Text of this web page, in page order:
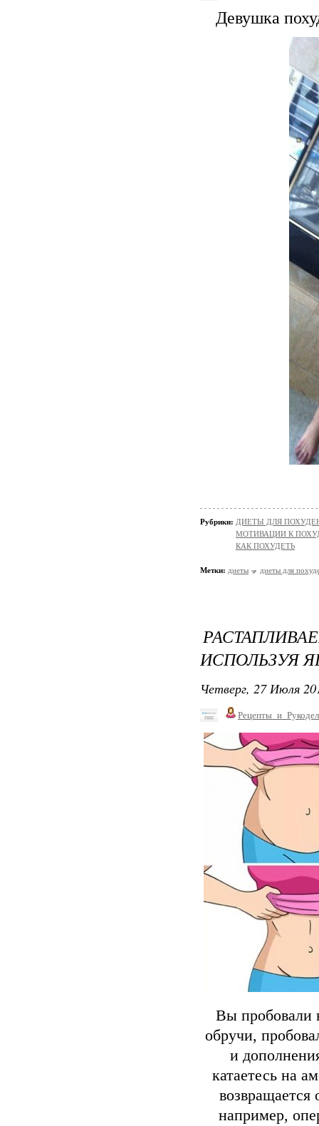
Девушка
Рубрики: ДИЕТЫ ДЛЯ
МОТИВАЦИИ К
КАК ПОХУДЕТЬ
Метки: диеты диеты для
ИСПОЛЬЗУЯ
Четверг, 27 Июля
Вы пробовали
обручи,
и
катаетесь на
возвращается
например,